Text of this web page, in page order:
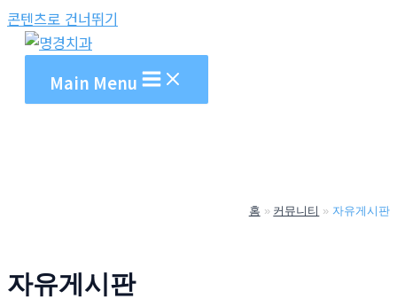
콘텐츠로 건너뛰기
Main Menu
홈 커뮤니티 자유게시판
자유게시판